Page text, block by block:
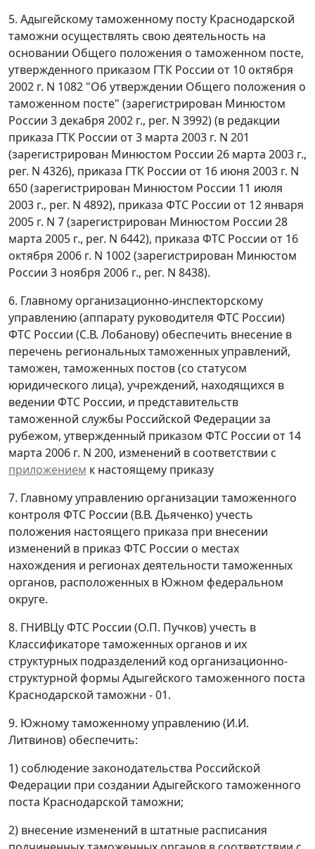
5. Адыгейскому таможенному посту Краснодарской
таможни осуществлять свою деятельность на
основании Общего положения о таможенном посте,
утвержденного приказом ГТК России от 10 октября
2002 г. N 1082 "Об утверждении Общего положения о
таможенном посте" (зарегистрирован Минюстом
России 3 декабря 2002 г., рег. N 3992) (в редакции
приказа ГТК России от 3 марта 2003 г. N 201
(зарегистрирован Минюстом России 26 марта 2003 г.,
рег. N 4326), приказа ГТК России от 16 июня 2003 г. N
650 (зарегистрирован Минюстом России 11 июля
2003 г., рег. N 4892), приказа ФТС России от 12 января
2005 г. N 7 (зарегистрирован Минюстом России 28
марта 2005 г., рег. N 6442), приказа ФТС России от 16
октября 2006 г. N 1002 (зарегистрирован Минюстом
России 3 ноября 2006 г., рег. N 8438).
6. Главному организационно-инспекторскому
управлению (аппарату руководителя ФТС России)
ФТС России (С.В. Лобанову) обеспечить внесение в
перечень региональных таможенных управлений,
таможен, таможенных постов (со статусом
юридического лица), учреждений, находящихся в
ведении ФТС России, и представительств
таможенной службы Российской Федерации за
рубежом, утвержденный приказом ФТС России от 14
марта 2006 г. N 200, изменений в соответствии с
приложением к настоящему приказу
7. Главному управлению организации таможенного
контроля ФТС России (В.В. Дьяченко) учесть
положения настоящего приказа при внесении
изменений в приказ ФТС России о местах
нахождения и регионах деятельности таможенных
органов, расположенных в Южном федеральном
округе.
8. ГНИВЦу ФТС России (О.П. Пучков) учесть в
Классификаторе таможенных органов и их
структурных подразделений код организационно-
структурной формы Адыгейского таможенного поста
Краснодарской таможни - 01.
9. Южному таможенному управлению (И.И.
Литвинов) обеспечить:
1) соблюдение законодательства Российской
Федерации при создании Адыгейского таможенного
поста Краснодарской таможни;
2) внесение изменений в штатные расписания